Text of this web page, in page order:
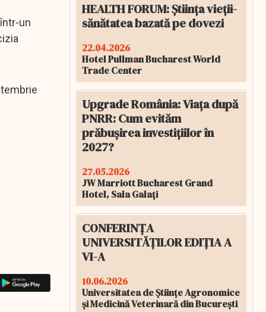
un
HEALTH FORUM: Știința vieții-
sănătatea bazată pe dovezi
22.04.2026
Hotel Pullman Bucharest World
Trade Center
Upgrade România: Viața după
PNRR: Cum evităm
prăbușirea investițiilor în
2027?
27.05.2026
JW Marriott Bucharest Grand
Hotel, Sala Galați
CONFERINȚA
UNIVERSITĂȚILOR EDIȚIA A
VI-A
10.06.2026
Universitatea de Științe Agronomice
și Medicină Veterinară din București